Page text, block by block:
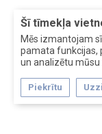
Šī tīmekļa
Mēs izmantojam
pamata funkcijas,
un analizētu mūsu
Piekrītu